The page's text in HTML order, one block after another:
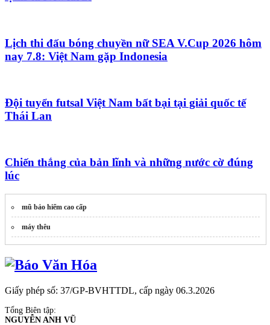
Lịch thi đấu bóng chuyền nữ SEA V.Cup 2026 hôm
nay 7.8: Việt Nam gặp Indonesia
Đội tuyển futsal Việt Nam bất bại tại giải quốc tế
Thái Lan
Chiến thắng của bản lĩnh và những nước cờ đúng
lúc
mũ bảo hiểm cao cấp
máy thêu
Giấy phép số: 37/GP-BVHTTDL, cấp ngày 06.3.2026
Tổng Biên tập:
NGUYỄN ANH VŨ